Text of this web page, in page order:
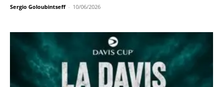
Sergio Goloubintseff - 10/06/2026